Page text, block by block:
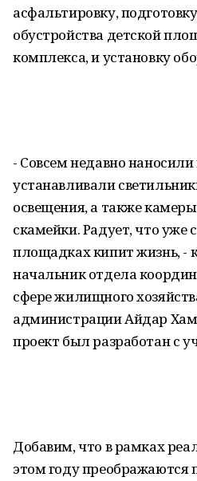
асфальтировку,
обустройства детской
комплекса, и установку
- Совсем недавно
устанавливали
освещения, а также
скамейки. Радует, что уже
площадках кипит жизнь, -
начальник отдела
сфере жилищного
администрации Айдар
проект был разработан с
Добавим, что в рамках
этом году преображаются